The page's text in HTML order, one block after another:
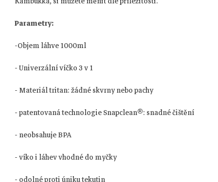
Parametry:
-Objem láhve 1000ml
- Univerzální víčko 3 v 1
- Materiál tritan: žádné skvrny nebo pachy
- patentovaná technologie Snapclean®: snadné čištění
- neobsahuje BPA
- víko i láhev vhodné do myčky
- odolné proti úniku tekutin